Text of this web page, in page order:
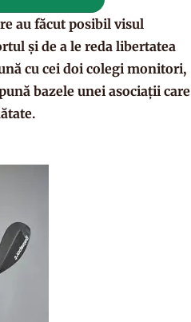
au făcut posibil visul
și de a le reda libertatea
cu cei doi colegi monitori,
bazele unei asociații care